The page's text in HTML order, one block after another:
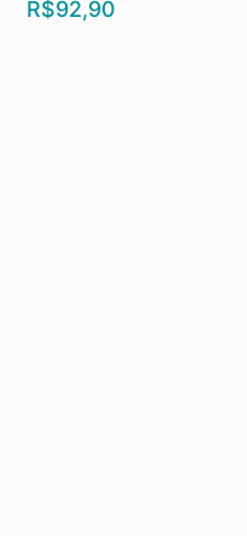
R$92,90